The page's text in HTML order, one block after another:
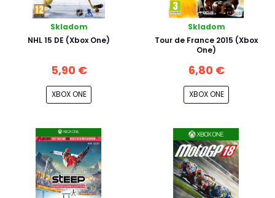
Skladom
NHL 15 DE (Xbox One)
5,90 €
XBOX ONE
Skladom
Tour de France 2015 (Xbox
One)
6,80 €
XBOX ONE